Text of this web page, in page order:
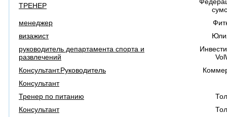
ТРЕНЕР
менеджер
визажист
руководитель департамента спорта и
развлечений
Консультант.Руководитель
Консультант
Тренер по питанию
Консультант